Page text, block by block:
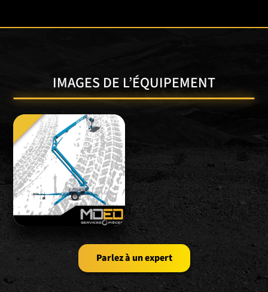
IMAGES DE L’ÉQUIPEMENT
Parlez à un expert